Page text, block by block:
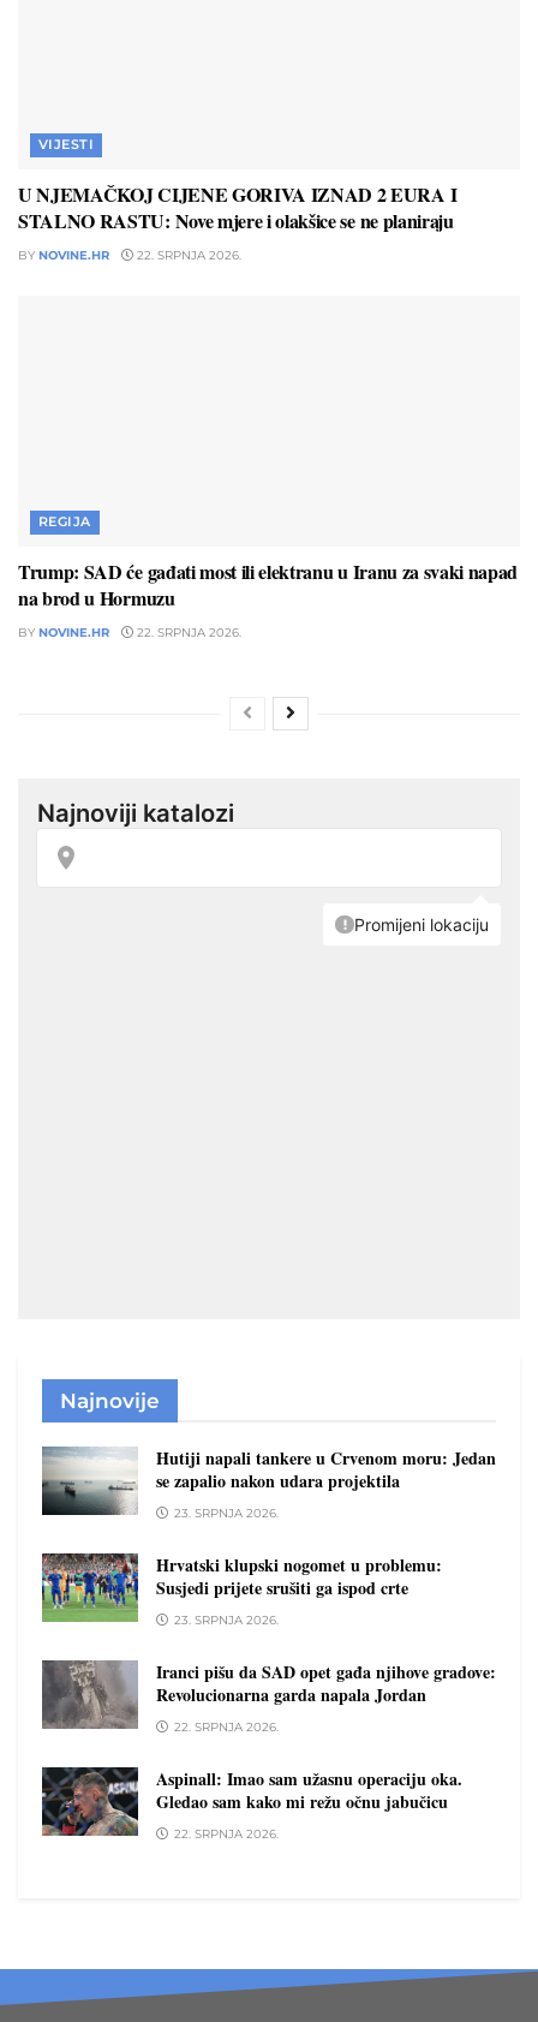
VIJESTI
U NJEMAČKOJ CIJENE GORIVA IZNAD 2 EURA I
STALNO RASTU: Nove mjere i olakšice se ne planiraju
BY NOVINE.HR 22. SRPNJA 2026.
REGIJA
Trump: SAD će gađati most ili elektranu u Iranu za svaki napad
na brod u Hormuzu
BY NOVINE.HR 22. SRPNJA 2026.
Najnovije
Hutiji napali tankere u Crvenom moru: Jedan
se zapalio nakon udara projektila
23. SRPNJA 2026.
Hrvatski klupski nogomet u problemu:
Susjedi prijete srušiti ga ispod crte
23. SRPNJA 2026.
Iranci pišu da SAD opet gađa njihove gradove:
Revolucionarna garda napala Jordan
22. SRPNJA 2026.
Aspinall: Imao sam užasnu operaciju oka.
Gledao sam kako mi režu očnu jabučicu
22. SRPNJA 2026.